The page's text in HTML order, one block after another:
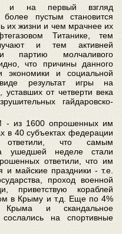
и на первый взгляд
пустым становится
их жизни и чем мрачнее их
Титанике, тем
и тем активней
партию молчаливого
что причины данного
и социальной
результат игры на
уставших от четверти века
гайдаровско-
- из 1600 опрошенных им
в 40 субъектах федерации
что самым
ушедшей неделе стали
ответили, что им
майские праздники - т.е.
проход военной
приветствую кораблей
в Крыму и т.д. Еще по 4%
Крыма и скандальное
на спортивные